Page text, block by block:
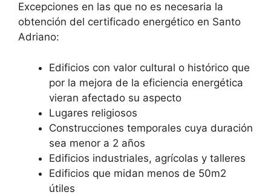
Excepciones en las que no es necesaria la
obtención del certificado energético en Santo
Adriano:
Edificios con valor cultural o histórico que
por la mejora de la eficiencia energética
vieran afectado su aspecto
Lugares religiosos
Construcciones temporales cuya duración
sea menor a 2 años
Edificios industriales, agrícolas y talleres
Edificios que midan menos de 50m2
útiles